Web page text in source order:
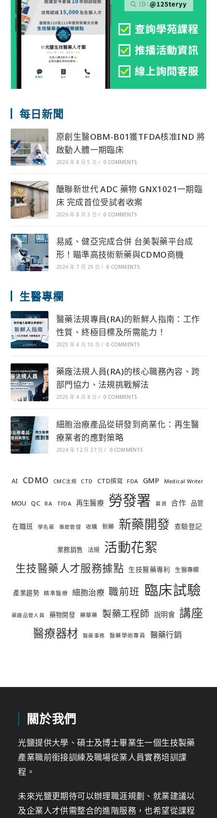
每日新聞
原創生醫OBM-B01獲TFDA核准IND 將
啟動人體一期臨床
2026 年 8 月 5 日 / 0 COMMENTS
醣聯新世代 ADC 藥物 GNX1021一期臨
床 完成首位受試者收案
2026 年 8 月 3 日 / 0 COMMENTS
易威、健亞完成合併 台美製藥平台成
形！瞄準高技術新藥與CDMO商機
2026 年 7 月 29 日 / 0 COMMENTS
生醫專欄
醫藥法規專員(RA)的新鮮人指南：工作
性質、終極目標及所需能力！
2025 年 4 月 10 日 / 0 COMMENTS
藥廠法規人員(RA)的核心職務內容、跨
部門協力、法規挑戰解法
2025 年 4 月 8 日 / 0 COMMENTS
細胞治療產品從研發到商業化：再生醫
療業者的應對策略
2024 年 12 月 27 日 / 0 COMMENTS
AI CDMO CMC法規 CTD CTD撰寫 FDA GMP Medical Writer
MOU QC RA TFDA 再生醫療 勞發署 募資 合作 品管
在職班 學名藥 專案管理 收購 新藥 新藥開發 查驗登記
業務銷售 法規 活動花絮
生技醫藥人才服務據點 生技醫藥專利 生醫專欄
產業趨勢 精準醫療 細胞治療 職前班 臨床試驗
藥廠品管人員 藥物開發 藥華藥 製藥工程師 說明會 講座
醫療器材 醫藥事務 醫藥學術專員 醫藥行銷
關於我們
光鹽提供大學、碩士及博士畢業生一個生技製藥
產業職前銜接訓練及職場從業人員實務培訓課
程。
未來光鹽更期待可以辦理職涯規劃、就業建議以
及企業人才供需整合的進階服務，也希望從課程